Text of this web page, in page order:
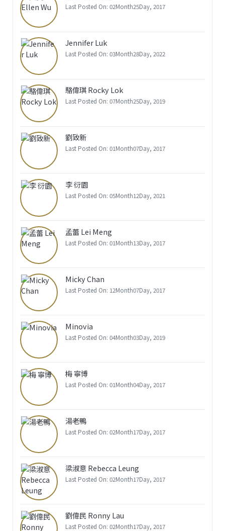
Last Posted On: 02Month25Day, 2017
Jennifer Luk
Last Posted On: 03Month28Day, 2022
駱偉琪 Rocky Lok
Last Posted On: 07Month25Day, 2019
劉致新
Last Posted On: 01Month07Day, 2017
李 衍園
Last Posted On: 05Month12Day, 2021
孟蕾 Lei Meng
Last Posted On: 01Month13Day, 2017
Micky Chan
Last Posted On: 12Month07Day, 2017
Minovia
Last Posted On: 04Month03Day, 2019
梅 寧博
Last Posted On: 01Month04Day, 2017
湯老鴨
Last Posted On: 02Month17Day, 2017
梁淑意 Rebecca Leung
Last Posted On: 02Month17Day, 2017
劉偉民 Ronny Lau
Last Posted On: 02Month17Day, 2017